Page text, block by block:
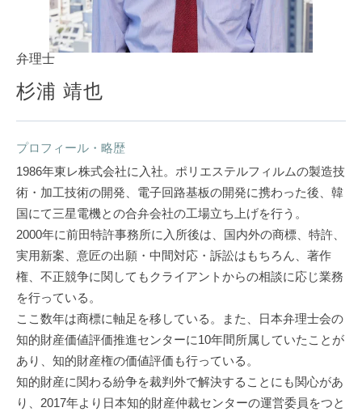
弁理士
杉浦 靖也
プロフィール・略歴
1986年東レ株式会社に入社。ポリエステルフィルムの製造技
術・加工技術の開発、電子回路基板の開発に携わった後、韓
国にて三星電機との合弁会社の工場立ち上げを行う。
2000年に前田特許事務所に入所後は、国内外の商標、特許、
実用新案、意匠の出願・中間対応・訴訟はもちろん、著作
権、不正競争に関してもクライアントからの相談に応じ業務
を行っている。
ここ数年は商標に軸足を移している。また、日本弁理士会の
知的財産価値評価推進センターに10年間所属していたことが
あり、知的財産権の価値評価も行っている。
知的財産に関わる紛争を裁判外で解決することにも関心があ
り、2017年より日本知的財産仲裁センターの運営委員をつと